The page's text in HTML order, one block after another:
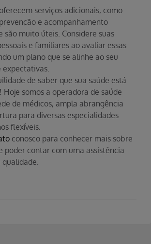
serviços adicionais, como
e acompanhamento
são muito úteis. Considere suas
e familiares ao avaliar essas
um plano que se alinhe ao seu
expectativas.
de saber que sua saúde está
Hoje somos a operadora de saúde
de médicos, ampla abrangência
para diversas especialidades
flexíveis.
conosco para conhecer mais sobre
poder contar com uma assistência